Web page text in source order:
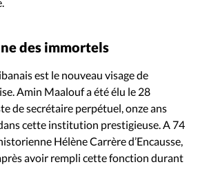
des immortels
est le nouveau visage de
Amin Maalouf a été élu le 28
de secrétaire perpétuel, onze ans
cette institution prestigieuse. A 74
Hélène Carrère d’Encausse,
avoir rempli cette fonction durant